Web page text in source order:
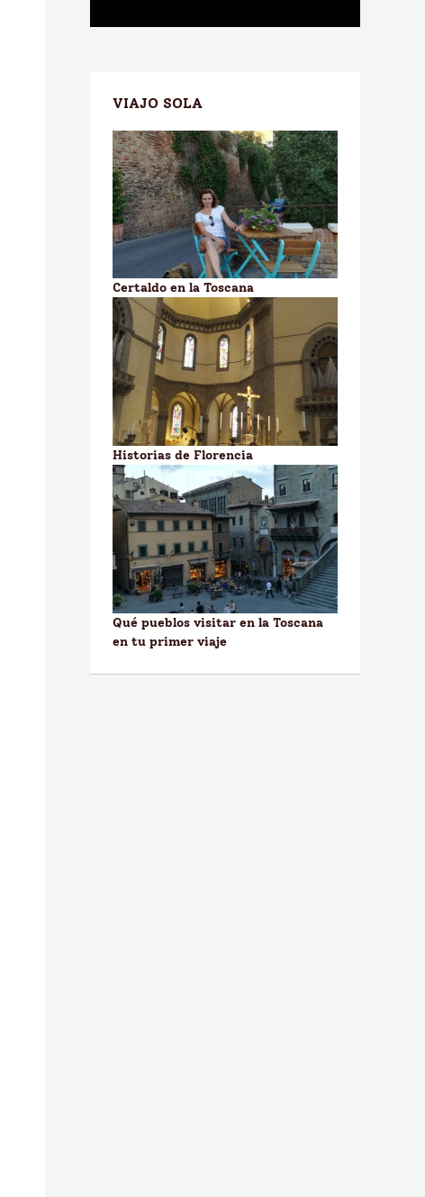
VIAJO SOLA
Certaldo en la Toscana
Historias de Florencia
Qué pueblos visitar en la Toscana
en tu primer viaje